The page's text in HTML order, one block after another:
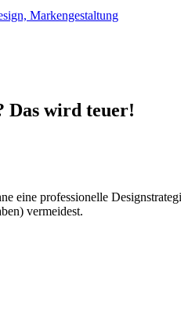
Das wird teuer!
eine professionelle
vermeidest.